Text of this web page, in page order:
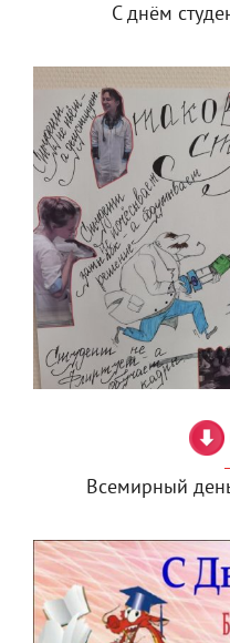
С днём
Всемирный